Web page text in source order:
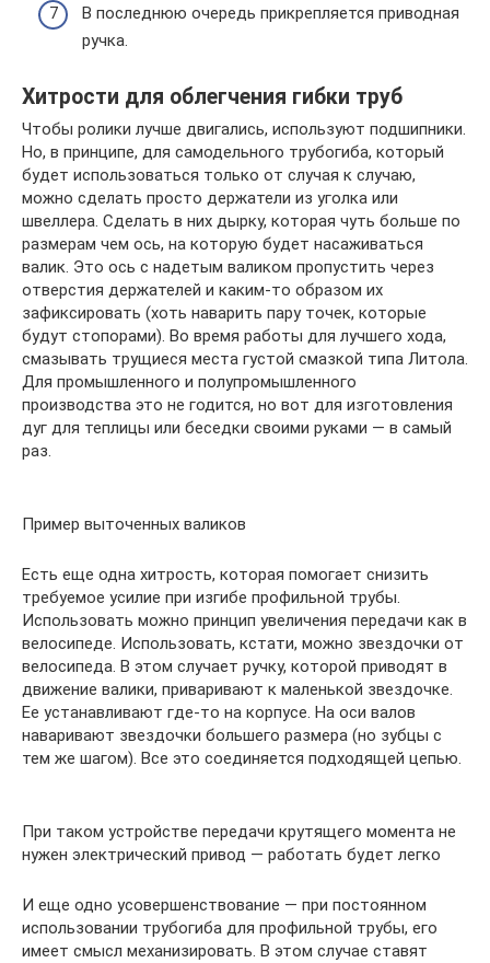
В последнюю очередь прикрепляется приводная
ручка.
Хитрости для облегчения гибки труб
Чтобы ролики лучше двигались, используют подшипники.
Но, в принципе, для самодельного трубогиба, который
будет использоваться только от случая к случаю,
можно сделать просто держатели из уголка или
швеллера. Сделать в них дырку, которая чуть больше по
размерам чем ось, на которую будет насаживаться
валик. Это ось с надетым валиком пропустить через
отверстия держателей и каким-то образом их
зафиксировать (хоть наварить пару точек, которые
будут стопорами). Во время работы для лучшего хода,
смазывать трущиеся места густой смазкой типа Литола.
Для промышленного и полупромышленного
производства это не годится, но вот для изготовления
дуг для теплицы или беседки своими руками — в самый
раз.
Пример выточенных валиков
Есть еще одна хитрость, которая помогает снизить
требуемое усилие при изгибе профильной трубы.
Использовать можно принцип увеличения передачи как в
велосипеде. Использовать, кстати, можно звездочки от
велосипеда. В этом случает ручку, которой приводят в
движение валики, приваривают к маленькой звездочке.
Ее устанавливают где-то на корпусе. На оси валов
наваривают звездочки большего размера (но зубцы с
тем же шагом). Все это соединяется подходящей цепью.
При таком устройстве передачи крутящего момента не
нужен электрический привод — работать будет легко
И еще одно усовершенствование — при постоянном
использовании трубогиба для профильной трубы, его
имеет смысл механизировать. В этом случае ставят